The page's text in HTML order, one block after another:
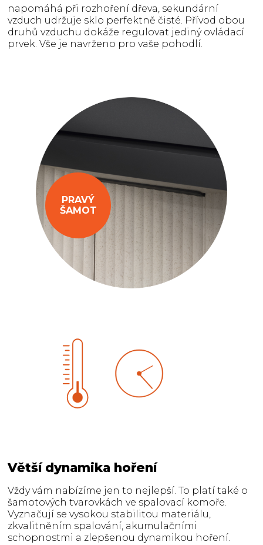
napomáhá při rozhoření dřeva, sekundární
vzduch udržuje sklo perfektně čisté. Přívod obou
druhů vzduchu dokáže regulovat jediný ovládací
prvek. Vše je navrženo pro vaše pohodlí.
PRAVÝ
ŠAMOT
Větší dynamika hoření
Vždy vám nabízíme jen to nejlepší. To platí také o
šamotových tvarovkách ve spalovací komoře.
Vyznačují se vysokou stabilitou materiálu,
zkvalitněním spalování, akumulačními
schopnostmi a zlepšenou dynamikou hoření.